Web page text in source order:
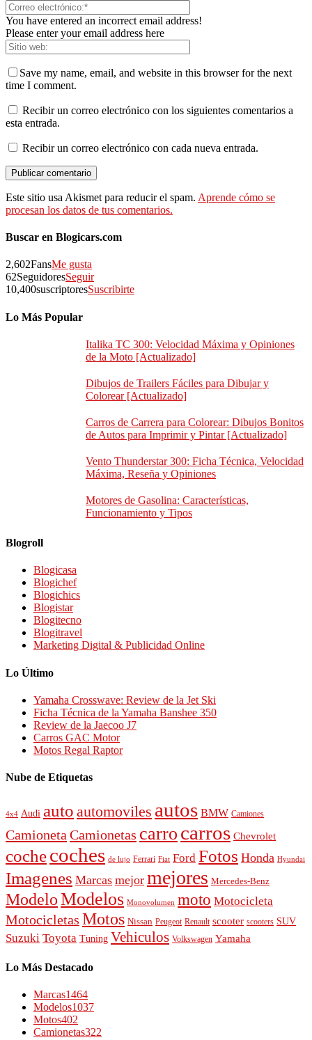
You have entered an incorrect email address!
Please enter your email address here
Save my name, email, and website in this browser for the next
time I comment.
Recibir un correo electrónico con los siguientes comentarios a
esta entrada.
Recibir un correo electrónico con cada nueva entrada.
Este sitio usa Akismet para reducir el spam. Aprende cómo se
procesan los datos de tus comentarios.
Buscar en Blogicars.com
2,602FansMe gusta
62SeguidoresSeguir
10,400suscriptoresSuscribirte
Lo Más Popular
Italika TC 300: Velocidad Máxima y Opiniones
de la Moto [Actualizado]
Dibujos de Trailers Fáciles para Dibujar y
Colorear [Actualizado]
Carros de Carrera para Colorear: Dibujos Bonitos
de Autos para Imprimir y Pintar [Actualizado]
Vento Thunderstar 300: Ficha Técnica, Velocidad
Máxima, Reseña y Opiniones
Motores de Gasolina: Características,
Funcionamiento y Tipos
Blogroll
Blogicasa
Blogichef
Blogichics
Blogistar
Blogitecno
Blogitravel
Marketing Digital & Publicidad Online
Lo Último
Yamaha Crosswave: Review de la Jet Ski
Ficha Técnica de la Yamaha Banshee 350
Review de la Jaecoo J7
Carros GAC Motor
Motos Regal Raptor
Nube de Etiquetas
4x4 Audi auto automoviles autos BMW Camiones
CamionetaCamionetas carro carros Chevrolet
cochecoches de lujo Ferrari Fiat Ford Fotos Honda Hyundai
Imagenes Marcas mejor mejores Mercedes-Benz
ModeloModelos Monovolumen moto Motocicleta
Motocicletas Motos Nissan Peugeot Renault scooter scooters SUV
Suzuki Toyota Tuning Vehiculos Volkswagen Yamaha
Lo Más Destacado
Marcas1464
Modelos1037
Motos402
Camionetas322